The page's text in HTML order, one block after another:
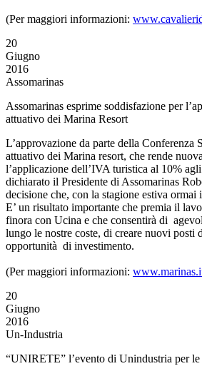
(Per maggiori informazioni:
20
Giugno
2016
Assomarinas
Assomarinas esprime soddisfazione per
attuativo dei Marina Resort
L’approvazione da parte della Conferenza
attuativo dei Marina resort, che rende
l’applicazione dell’IVA turistica al 10%
dichiarato il Presidente di Assomarinas
decisione che, con la stagione estiva
E’ un risultato importante che premia il
finora con Ucina e che consentirà di
lungo le nostre coste, di creare nuovi posti
opportunità di investimento.
(Per maggiori informazioni:
20
Giugno
2016
Un-Industria
“UNIRETE” l’evento di Unindustria per le